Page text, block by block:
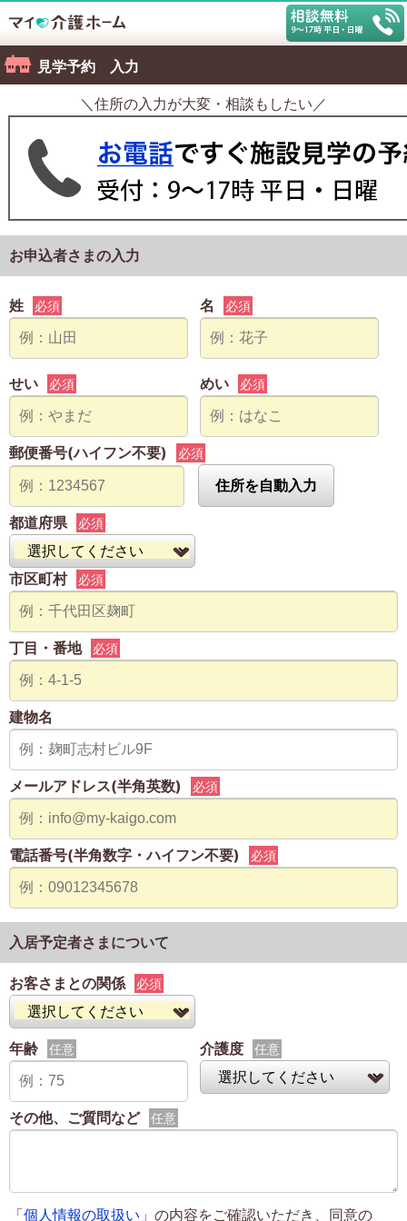
見学予約 入力
＼住所の入力が大変・相談もしたい／
お申込者さまの入力
姓 必須 名 必須
せい 必須 めい 必須
郵便番号(ハイフン不要) 必須
住所を自動入力
都道府県 必須
市区町村 必須
丁目・番地 必須
建物名
メールアドレス(半角英数) 必須
電話番号(半角数字・ハイフン不要) 必須
入居予定者さまについて
お客さまとの関係 必須
年齢 任意 介護度 任意
その他、ご質問など 任意
「個人情報の取扱い 」の内容をご確認いただき、同意の